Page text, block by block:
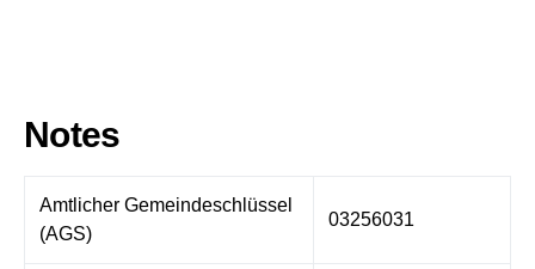
Notes
Amtlicher Gemeindeschlüssel
(AGS)
03256031